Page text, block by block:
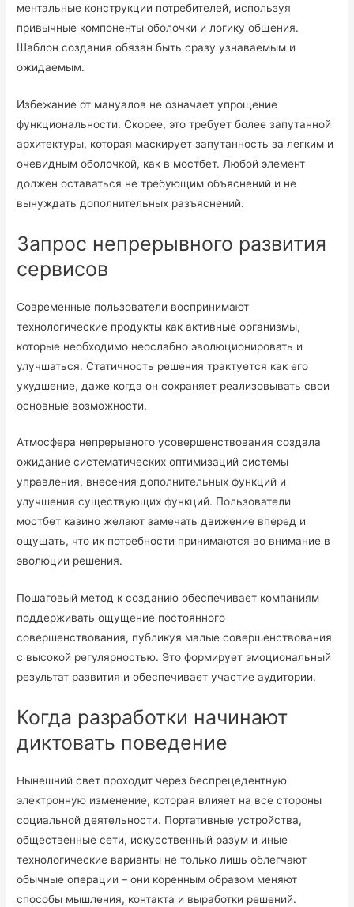
ментальные конструкции потребителей, используя
привычные компоненты оболочки и логику общения.
Шаблон создания обязан быть сразу узнаваемым и
ожидаемым.
Избежание от мануалов не означает упрощение
функциональности. Скорее, это требует более запутанной
архитектуры, которая маскирует запутанность за легким и
очевидным оболочкой, как в мостбет. Любой элемент
должен оставаться не требующим объяснений и не
вынуждать дополнительных разъяснений.
Запрос непрерывного развития
сервисов
Современные пользователи воспринимают
технологические продукты как активные организмы,
которые необходимо неослабно эволюционировать и
улучшаться. Статичность решения трактуется как его
ухудшение, даже когда он сохраняет реализовывать свои
основные возможности.
Атмосфера непрерывного усовершенствования создала
ожидание систематических оптимизаций системы
управления, внесения дополнительных функций и
улучшения существующих функций. Пользователи
мостбет казино желают замечать движение вперед и
ощущать, что их потребности принимаются во внимание в
эволюции решения.
Пошаговый метод к созданию обеспечивает компаниям
поддерживать ощущение постоянного
совершенствования, публикуя малые совершенствования
с высокой регулярностью. Это формирует эмоциональный
результат развития и обеспечивает участие аудитории.
Когда разработки начинают
диктовать поведение
Нынешний свет проходит через беспрецедентную
электронную изменение, которая влияет на все стороны
социальной деятельности. Портативные устройства,
общественные сети, искусственный разум и иные
технологические варианты не только лишь облегчают
обычные операции – они коренным образом меняют
способы мышления, контакта и выработки решений.